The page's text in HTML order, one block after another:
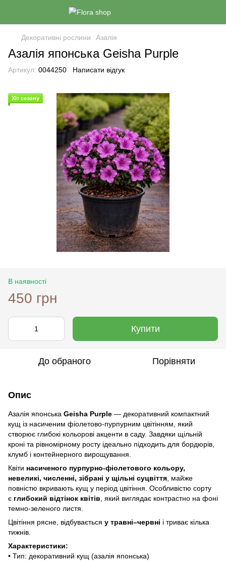
Декоративні рослини Азалія
Азалія японська Geisha Purple
Артикул: 0044250 Написати відгук
Хіт сезону
В наявності
450 грн
Купити
До обраного Порівняти
Опис
Азалія японська Geisha Purple — декоративний компактний
кущ із насиченим фіолетово-пурпурним цвітінням, який
створює глибокі кольорові акценти в саду. Завдяки щільній
кроні та рівномірному росту ідеально підходить для бордюрів,
клумб і контейнерного вирощування.
Квіти насиченого пурпурно-фіолетового кольору,
невеликі, численні, зібрані у щільні суцвіття , майже
повністю вкривають кущ у період цвітіння. Особливістю сорту
є глибокий відтінок квітів , який виглядає контрастно на фоні
темно-зеленого листя.
Цвітіння рясне, відбувається у травні–червні і триває кілька
тижнів.
Характеристики:
• Тип: декоративний кущ (азалія японська)